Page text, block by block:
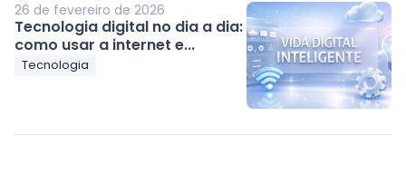
26 de fevereiro de 2026
Tecnologia digital no dia a dia:
como usar a internet e...
Tecnologia